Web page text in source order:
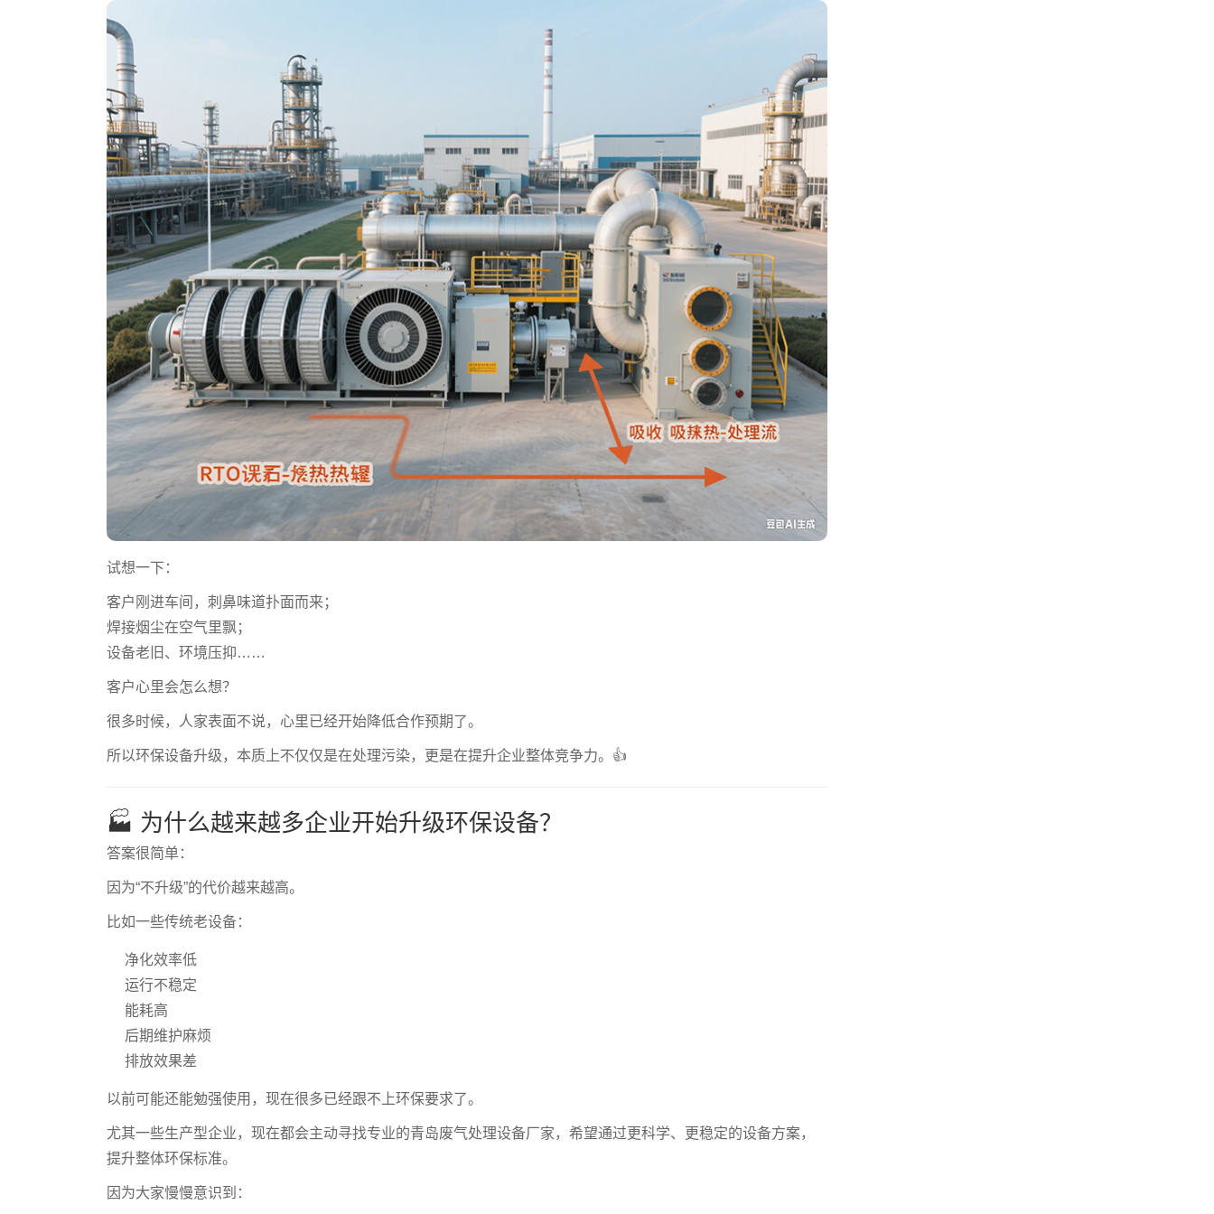
试想一下：
客户刚进车间，刺鼻味道扑面而来；
焊接烟尘在空气里飘；
设备老旧、环境压抑……
客户心里会怎么想？
很多时候，人家表面不说，心里已经开始降低合作预期了。
所以环保设备升级，本质上不仅仅是在处理污染，更是在提升企业整体竞争力。👍
🏭 为什么越来越多企业开始升级环保设备？
答案很简单：
因为“不升级”的代价越来越高。
比如一些传统老设备：
净化效率低
运行不稳定
能耗高
后期维护麻烦
排放效果差
以前可能还能勉强使用，现在很多已经跟不上环保要求了。
尤其一些生产型企业，现在都会主动寻找专业的青岛废气处理设备厂家，希望通过更科学、更稳定的设备方案，
提升整体环保标准。
因为大家慢慢意识到：